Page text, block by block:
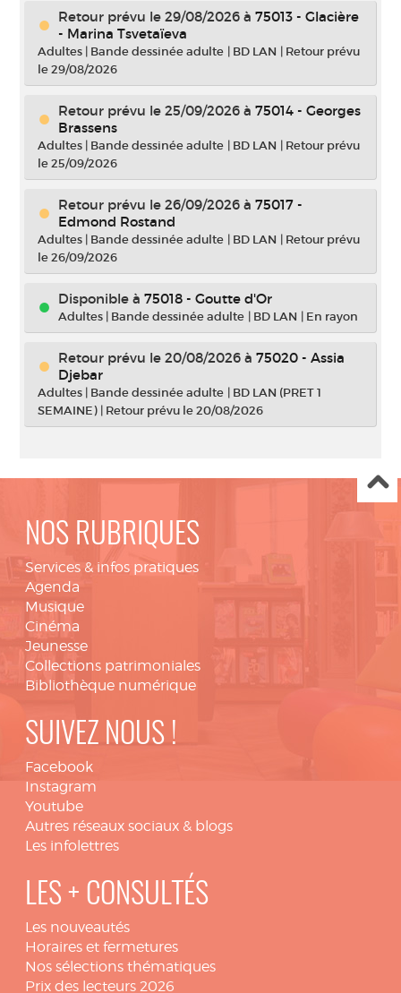
Retour prévu le 29/08/2026 à 75013 - Glacière
- Marina Tsvetaïeva
Adultes | Bande dessinée adulte | BD LAN | Retour prévu
le 29/08/2026
Retour prévu le 25/09/2026 à 75014 - Georges
Brassens
Adultes | Bande dessinée adulte | BD LAN | Retour prévu
le 25/09/2026
Retour prévu le 26/09/2026 à 75017 -
Edmond Rostand
Adultes | Bande dessinée adulte | BD LAN | Retour prévu
le 26/09/2026
Disponible à 75018 - Goutte d'Or
Adultes | Bande dessinée adulte | BD LAN | En rayon
Retour prévu le 20/08/2026 à 75020 - Assia
Djebar
Adultes | Bande dessinée adulte | BD LAN (PRET 1
SEMAINE) | Retour prévu le 20/08/2026
NOS RUBRIQUES
Services & infos pratiques
Agenda
Musique
Cinéma
Jeunesse
Collections patrimoniales
Bibliothèque numérique
SUIVEZ NOUS !
Facebook
Instagram
Youtube
Autres réseaux sociaux & blogs
Les infolettres
LES + CONSULTÉS
Les nouveautés
Horaires et fermetures
Nos sélections thématiques
Prix des lecteurs 2026